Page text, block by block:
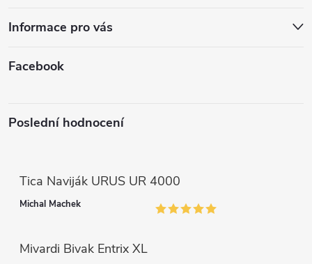
y
v
p
s
u
Informace pro vás
Facebook
Poslední hodnocení
Tica Naviják URUS UR 4000
Michal Machek
Mivardi Bivak Entrix XL